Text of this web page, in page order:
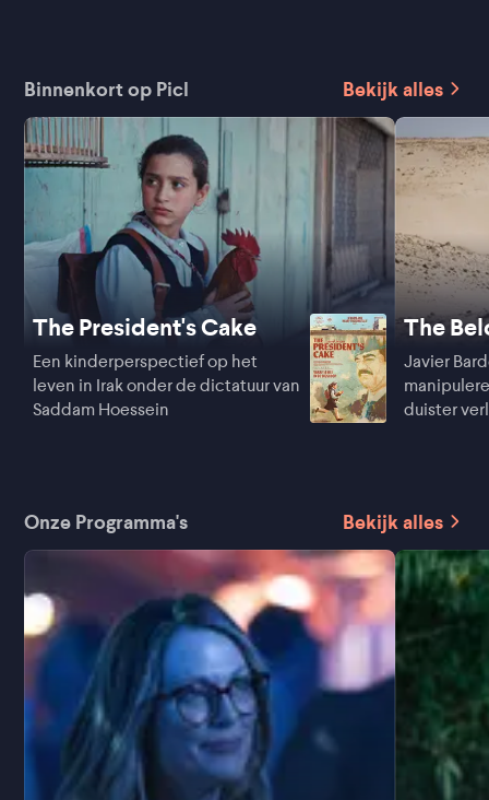
Binnenkort op Picl Bekijk alles
The President's Cake
Een kinderperspectief op het
leven in Irak onder de dictatuur van
Saddam Hoessein
The
Javier
duister
Onze Programma's Bekijk alles